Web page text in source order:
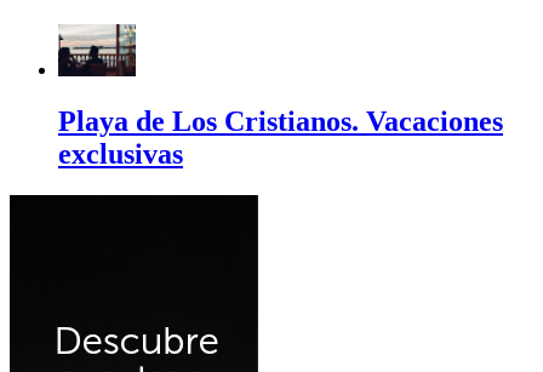
Playa de Los Cristianos. Vacaciones
exclusivas